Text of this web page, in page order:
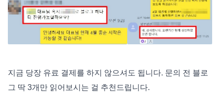
지금 당장 유료 결제를 하지 않으셔도 됩니다. 문의 전 블로
그 딱 3개만 읽어보시는 걸 추천드립니다.